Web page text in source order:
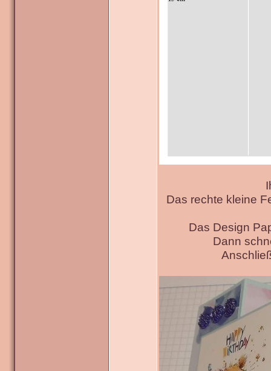
Das rechte kleine
Das Design
Dann